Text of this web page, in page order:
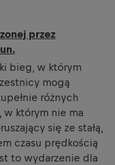
przez
bieg, w którym
mogą
różnych
w którym nie ma
się ze stałą,
czasu prędkością
to wydarzenie dla